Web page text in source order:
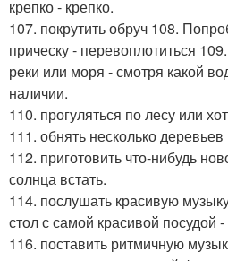
крепко - крепко.
107. покрутить обруч 108.
прическу - перевоплотиться
реки или моря - смотря какой
наличии.
110. прогуляться по лесу или
111. обнять несколько деревьев
112. приготовить что-нибудь
солнца встать.
114. послушать красивую
стол с самой красивой посудой
116. поставить ритмичную